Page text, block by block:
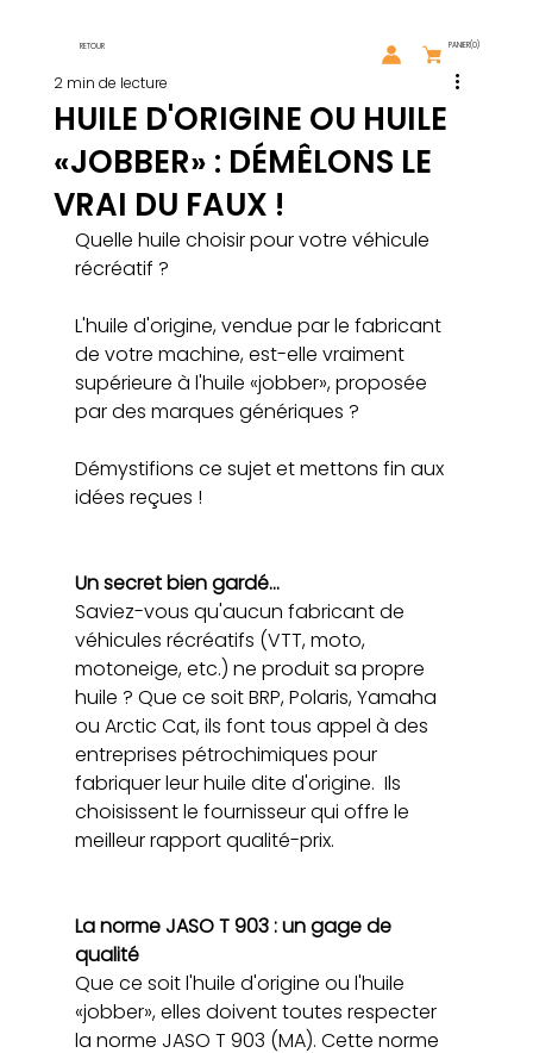
RETOUR
HUILE D'ORIGINE OU HUILE
«JOBBER» : DÉMÊLONS LE
VRAI DU FAUX !
2 min de lecture
Quelle huile choisir pour votre véhicule
récréatif ?
L'huile d'origine, vendue par le fabricant
de votre machine, est-elle vraiment
supérieure à l'huile «jobber», proposée
par des marques génériques ?
Démystifions ce sujet et mettons fin aux
idées reçues !
Un secret bien gardé...
Saviez-vous qu'aucun fabricant de
véhicules récréatifs (VTT, moto,
motoneige, etc.) ne produit sa propre
huile ? Que ce soit BRP, Polaris, Yamaha
ou Arctic Cat, ils font tous appel à des
entreprises pétrochimiques pour
fabriquer leur huile dite d'origine.  Ils
choisissent le fournisseur qui offre le
meilleur rapport qualité-prix.
La norme JASO T 903 : un gage de
qualité
Que ce soit l'huile d'origine ou l'huile
«jobber», elles doivent toutes respecter
la norme JASO T 903 (MA). Cette norme
PANIER(0)